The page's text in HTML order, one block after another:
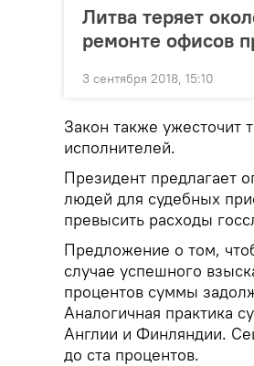
Литва теряет
ремонте офисов
3 сентября 2018, 15:10
Закон также ужесточит
исполнителей.
Президент предлагает
людей для судебных
превысить расходы
Предложение о том,
случае успешного
процентов суммы
Аналогичная практика
Англии и Финляндии.
до ста процентов.